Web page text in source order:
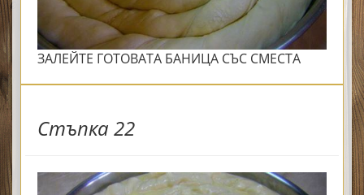
ЗАЛЕЙТЕ ГОТОВАТА БАНИЦА СЪС СМЕСТА
Стъпка 22